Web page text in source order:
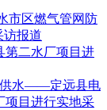
市区燃气管网防
访报道
第二水厂项目进
供水——定远县电
项目进行实地采